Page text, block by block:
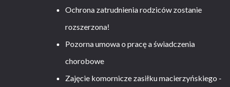
Ochrona zatrudnienia rodziców zostanie
rozszerzona!
Pozorna umowa o pracę a świadczenia
chorobowe
Zajęcie komornicze zasiłku macierzyńskiego -